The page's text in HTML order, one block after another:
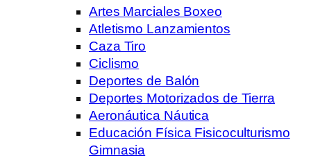
Artes Marciales Boxeo
Atletismo Lanzamientos
Caza Tiro
Ciclismo
Deportes de Balón
Deportes Motorizados de Tierra
Aeronáutica Náutica
Educación Física Fisicoculturismo
Gimnasia